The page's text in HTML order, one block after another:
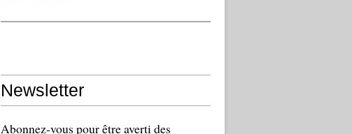
Newsletter
Abonnez-vous pour être averti des